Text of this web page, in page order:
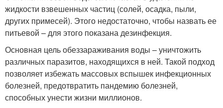
жидкости взвешенных частиц (солей, осадка, пыли,
других примесей). Этого недостаточно, чтобы назвать ее
питьевой – для этого показана дезинфекция.
Основная цель обеззараживания воды – уничтожить
различных паразитов, находящихся в ней. Такой подход
позволяет избежать массовых вспышек инфекционных
болезней, предотвратить пандемию болезней,
способных унести жизни миллионов.